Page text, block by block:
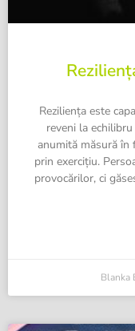
Reziliența este
reveni la
anumită măsură în
prin exercițiu.
provocărilor, ci
Blanka